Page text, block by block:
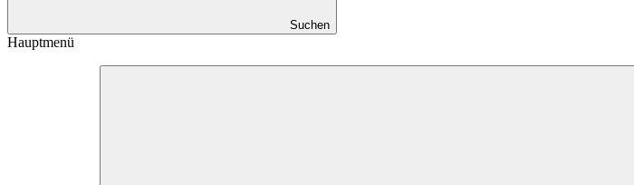
Suchen
Hauptmenü